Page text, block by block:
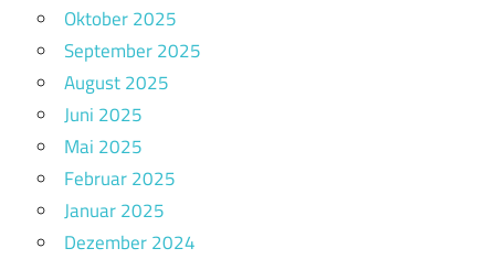
Oktober 2025
September 2025
August 2025
Juni 2025
Mai 2025
Februar 2025
Januar 2025
Dezember 2024